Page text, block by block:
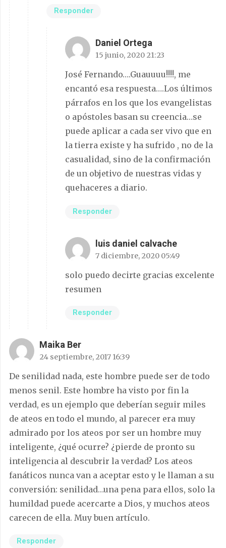
Responder
Daniel Ortega
15 junio, 2020 21:23
José Fernando….Guauuuu!!!!, me
encantó esa respuesta….Los últimos
párrafos en los que los evangelistas
o apóstoles basan su creencia…se
puede aplicar a cada ser vivo que en
la tierra existe y ha sufrido , no de la
casualidad, sino de la confirmación
de un objetivo de nuestras vidas y
quehaceres a diario.
Responder
luis daniel calvache
7 diciembre, 2020 05:49
solo puedo decirte gracias excelente
resumen
Responder
Maika Ber
24 septiembre, 2017 16:39
De senilidad nada, este hombre puede ser de todo
menos senil. Este hombre ha visto por fin la
verdad, es un ejemplo que deberían seguir miles
de ateos en todo el mundo, al parecer era muy
admirado por los ateos por ser un hombre muy
inteligente, ¿qué ocurre? ¿pierde de pronto su
inteligencia al descubrir la verdad? Los ateos
fanáticos nunca van a aceptar esto y le llaman a su
conversión: senilidad…una pena para ellos, solo la
humildad puede acercarte a Dios, y muchos ateos
carecen de ella. Muy buen artículo.
Responder